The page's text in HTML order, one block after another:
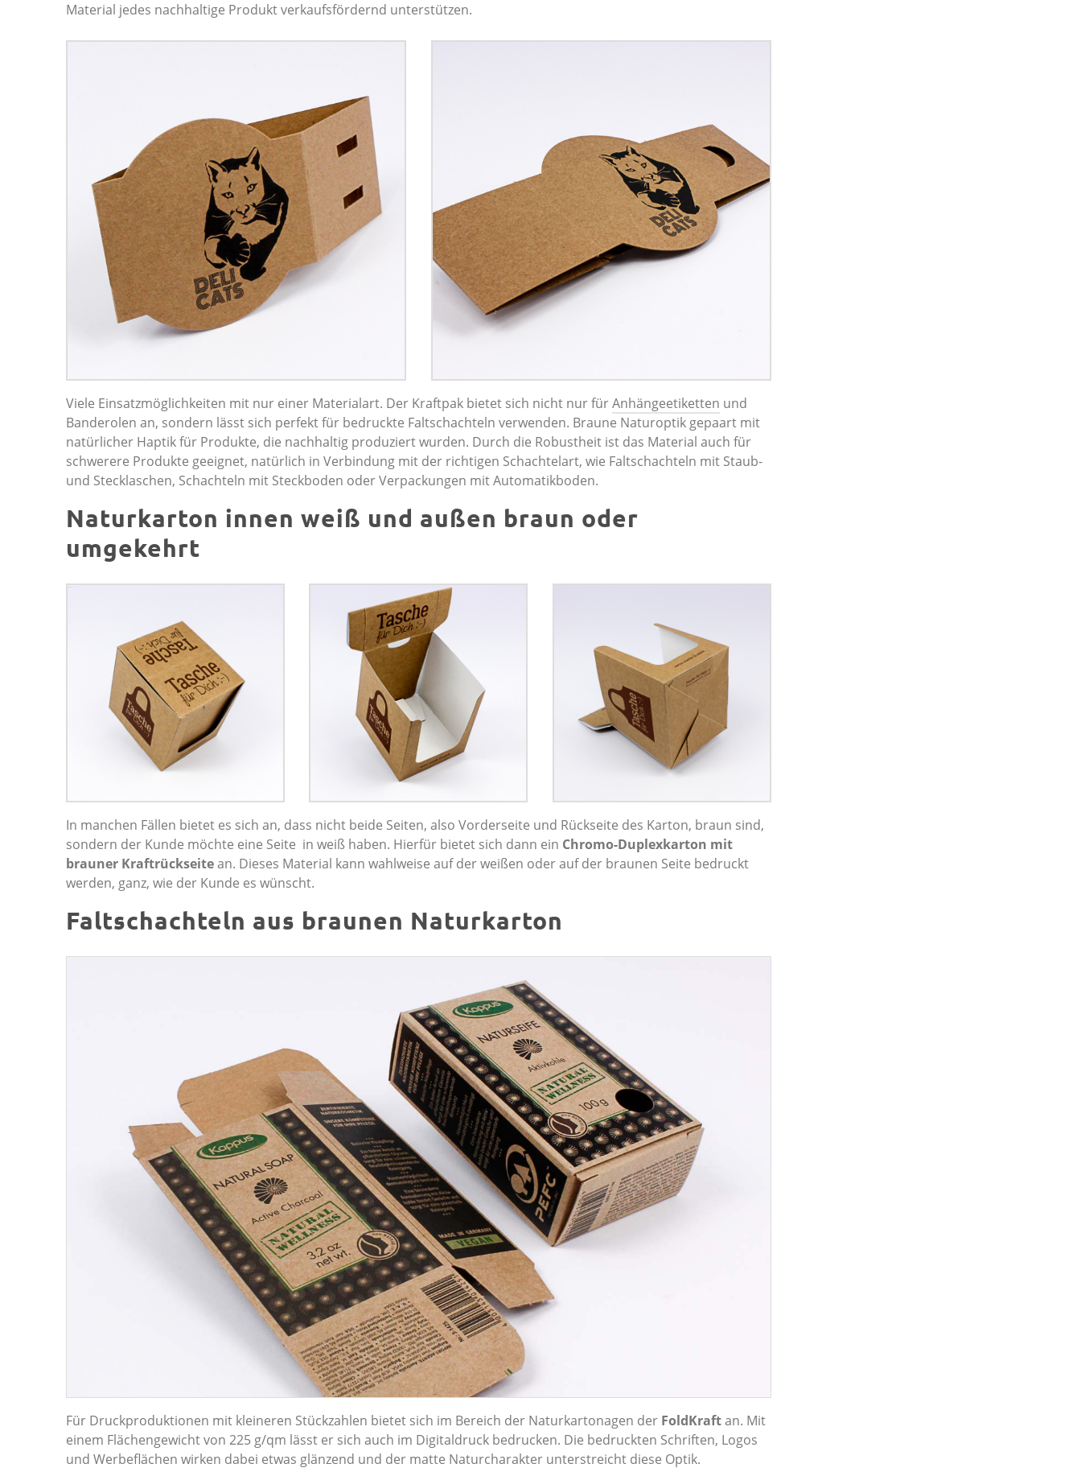
Material jedes nachhaltige Produkt verkaufsfördernd unterstützen.
Viele Einsatzmöglichkeiten mit nur einer Materialart. Der Kraftpak bietet sich nicht nur fürAnhängeetiketten und
Banderolen an, sondern lässt sich perfekt für bedruckte Faltschachteln verwenden. Braune Naturoptik gepaart mit
natürlicher Haptik für Produkte, die nachhaltig produziert wurden. Durch die Robustheit ist das Material auch für
schwerere Produkte geeignet, natürlich in Verbindung mit der richtigen Schachtelart, wie Faltschachteln mit Staub-
und Stecklaschen, Schachteln mit Steckboden oder Verpackungen mit Automatikboden.
Naturkarton innen weiß und außen braun oder
umgekehrt
In manchen Fällen bietet es sich an, dass nicht beide Seiten, also Vorderseite und Rückseite des Karton, braun sind,
sondern der Kunde möchte eine Seite in weiß haben. Hierfür bietet sich dann ein Chromo-Duplexkarton mit
brauner Kraftrückseitean. Dieses Material kann wahlweise auf der weißen oder auf der braunen Seite bedruckt
werden, ganz, wie der Kunde es wünscht.
Faltschachteln aus braunen Naturkarton
Für Druckproduktionen mit kleineren Stückzahlen bietet sich im Bereich der Naturkartonagen der FoldKraftan. Mit
einem Flächengewicht von 225 g/qm lässt er sich auch im Digitaldruck bedrucken. Die bedruckten Schriften, Logos
und Werbeflächen wirken dabei etwas glänzend und der matte Naturcharakter unterstreicht diese Optik.